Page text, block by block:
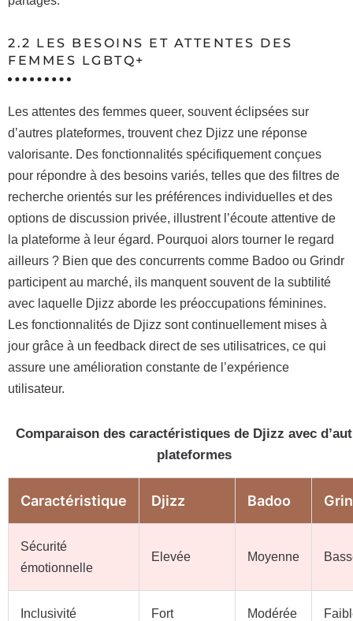
2.2 LES BESOINS ET ATTENTES DES
FEMMES LGBTQ+
Les attentes des femmes queer, souvent éclipsées sur
d’autres plateformes, trouvent chez Djizz une réponse
valorisante. Des fonctionnalités spécifiquement conçues
pour répondre à des besoins variés, telles que des filtres de
recherche orientés sur les préférences individuelles et des
options de discussion privée, illustrent l’écoute attentive de
la plateforme à leur égard. Pourquoi alors tourner le regard
ailleurs ? Bien que des concurrents comme Badoo ou Grindr
participent au marché, ils manquent souvent de la subtilité
avec laquelle Djizz aborde les préoccupations féminines.
Les fonctionnalités de Djizz sont continuellement mises à
jour grâce à un feedback direct de ses utilisatrices, ce qui
assure une amélioration constante de l’expérience
utilisateur.
Comparaison des caractéristiques de Djizz avec
plateformes
Caractéristique Djizz Badoo
Sécurité
émotionnelle
Elevée Moyenne
Inclusivité Fort Modérée